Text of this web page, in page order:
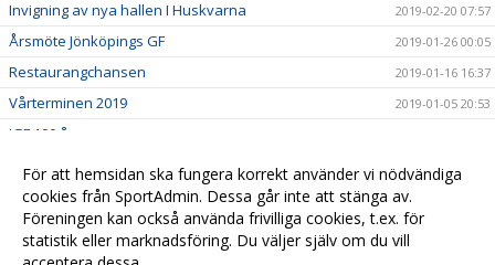
Invigning av nya hallen I Huskvarna 2019-02-20 07:57
Årsmöte Jönköpings GF 2019-01-26 00:05
Restaurangchansen 2019-01-16 16:37
Vårterminen 2019 2019-01-05 20:53
JGF 100 år
JGFs nya klädsortiment 2018-10-22 12:12
Backa va&#778;r klubb! 2018-09-09 15:58
Anmälan till gymnastik 2018-06-19 15:50
För att hemsidan ska fungera korrekt använder vi nödvändiga
cookies från SportAdmin. Dessa går inte att stänga av.
Föreningen kan också använda frivilliga cookies, t.ex. för
statistik eller marknadsföring. Du väljer själv om du vill